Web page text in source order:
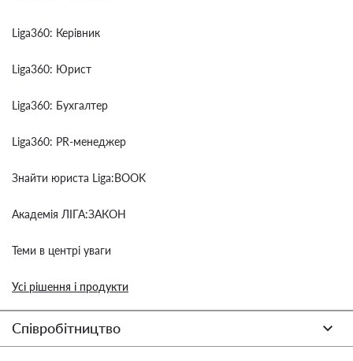
Liga360: Керівник
Liga360: Юрист
Liga360: Бухгалтер
Liga360: PR-менеджер
Знайти юриста Liga:BOOK
Академія ЛІГА:ЗАКОН
Теми в центрі уваги
Усі рішення і продукти
Співробітництво